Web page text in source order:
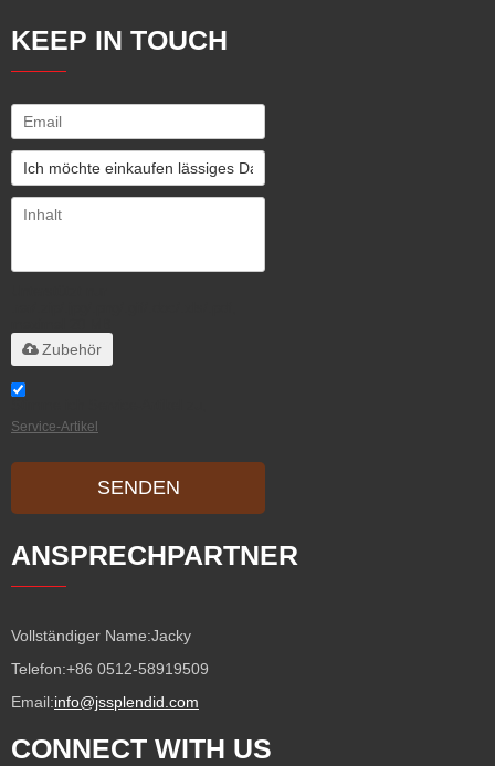
KEEP IN TOUCH
Zubehör
Service-Artikel
SENDEN
ANSPRECHPARTNER
Vollständiger Name:Jacky
Telefon:+86 0512-58919509
Email:info@jssplendid.com
CONNECT WITH US